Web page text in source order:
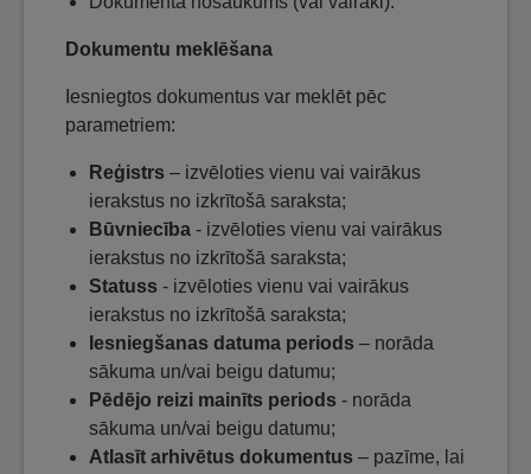
Dokumentu meklēšana
Iesniegtos dokumentus var meklēt pēc
parametriem:
Reģistrs – izvēloties vienu vai vairākus
ierakstus no izkrītošā saraksta;
Būvniecība - izvēloties vienu vai vairākus
ierakstus no izkrītošā saraksta;
Statuss - izvēloties vienu vai vairākus
ierakstus no izkrītošā saraksta;
Iesniegšanas datuma periods – norāda
sākuma un/vai beigu datumu;
Pēdējo reizi mainīts periods - norāda
sākuma un/vai beigu datumu;
Atlasīt arhivētus dokumentus – pazīme, lai